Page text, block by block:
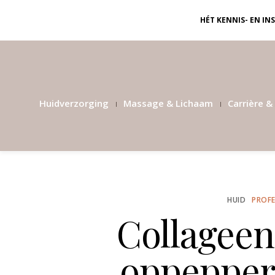
HÉT KENNIS- EN
Huidverzorging Massage & Lichaam Carrière
HUID